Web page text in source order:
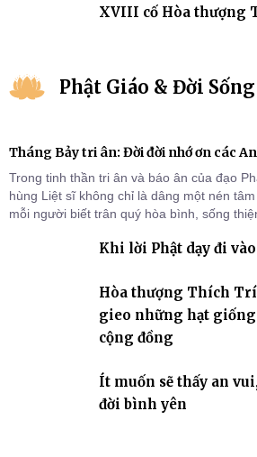
XVIII cố Hòa thượng
Phật Giáo & Đời Sống
Tháng Bảy tri ân: Đời đời nhớ ơn các
Trong tinh thần tri ân và báo ân của đạo
hùng Liệt sĩ không chỉ là dâng một nén
mỗi người biết trân quý hòa bình, sống
Khi lời Phật dạy đi
Hòa thượng Thích
gieo những hạt
cộng đồng
Ít muốn sẽ thấy an
đời bình yên